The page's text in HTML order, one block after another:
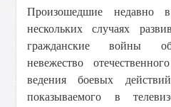
Произошедшие
нескольких случаях
гражданские войны
невежество
ведения боевых
показываемого в